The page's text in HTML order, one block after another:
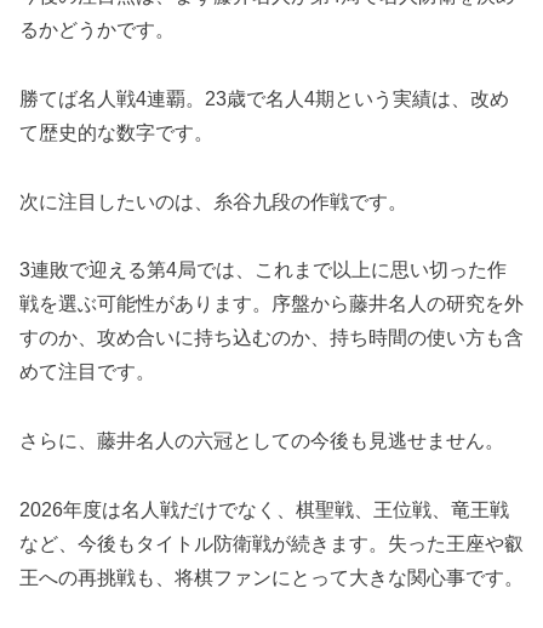
るかどうかです。
勝てば名人戦4連覇。23歳で名人4期という実績は、改め
て歴史的な数字です。
次に注目したいのは、糸谷九段の作戦です。
3連敗で迎える第4局では、これまで以上に思い切った作
戦を選ぶ可能性があります。序盤から藤井名人の研究を外
すのか、攻め合いに持ち込むのか、持ち時間の使い方も含
めて注目です。
さらに、藤井名人の六冠としての今後も見逃せません。
2026年度は名人戦だけでなく、棋聖戦、王位戦、竜王戦
など、今後もタイトル防衛戦が続きます。失った王座や叡
王への再挑戦も、将棋ファンにとって大きな関心事です。